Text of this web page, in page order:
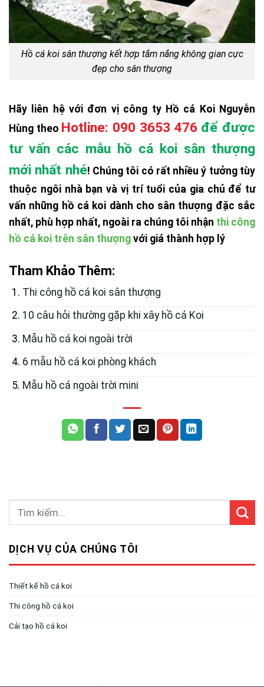
Hồ cá koi sân thượng kết hợp tắm nắng không gian cực
đẹp cho sân thượng
Hãy liên hệ với đơn vị công ty Hồ cá Koi Nguyễn
Hùng theo Hotline: 090 3653 476 để được
tư vấn các mẫu hồ cá koi sân thượng
mới nhất nhé! Chúng tôi có rất nhiều ý tưởng tùy
thuộc ngôi nhà bạn và vị trí tuổi của gia chủ để tư
vấn những hồ cá koi dành cho sân thượng đặc sắc
nhất, phù hợp nhất, ngoài ra chúng tôi nhận thi công
hồ cá koi trên sân thượng với giá thành hợp lý
Tham Khảo Thêm:
Thi công hồ cá koi sân thượng
10 câu hỏi thường gặp khi xây hồ cá Koi
Mẫu hồ cá koi ngoài trời
6 mẫu hồ cá koi phòng khách
Mẫu hồ cá ngoài trời mini
DỊCH VỤ CỦA CHÚNG TÔI
Thiết kế hồ cá koi
Thi công hồ cá koi
Cải tạo hồ cá koi